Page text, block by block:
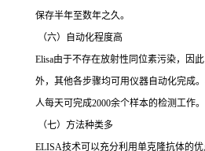
保存半年至数年之久。
（六）自动化程度高
Elisa由于不存在放射性同位素污染，因
外，其他各步骤均可用仪器自动化完成
人每天可完成2000余个样本的检测工作。
（七）方法种类多
ELISA技术可以充分利用单克隆抗体的